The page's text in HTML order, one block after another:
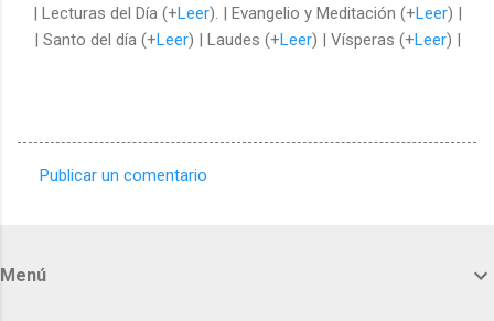
| Lecturas del Día (+Leer). | Evangelio y Meditación (+Leer) |
| Santo del día (+Leer) | Laudes (+Leer) | Vísperas (+Leer) |
Publicar un comentario
Menú